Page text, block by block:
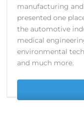
manufacturing
presented one
the automotive
medical
environmental
and much more.